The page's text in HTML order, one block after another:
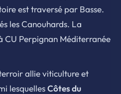
est traversé par Basse.
les Canouhards. La
CU Perpignan Méditerranée
allie viticulture et
lesquellesCôtes du